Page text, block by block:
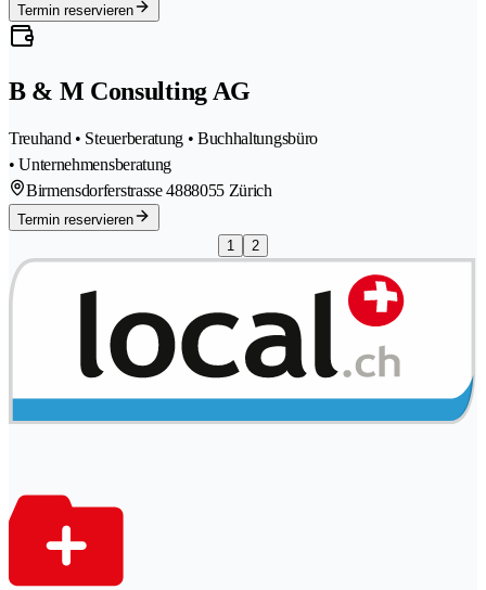
Termin reservieren
B & M Consulting AG
Treuhand • Steuerberatung • Buchhaltungsbüro
• Unternehmensberatung
Birmensdorferstrasse 4888055 Zürich
Termin reservieren
1
2